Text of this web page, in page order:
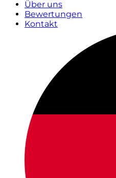
Über uns
Bewertungen
Kontakt